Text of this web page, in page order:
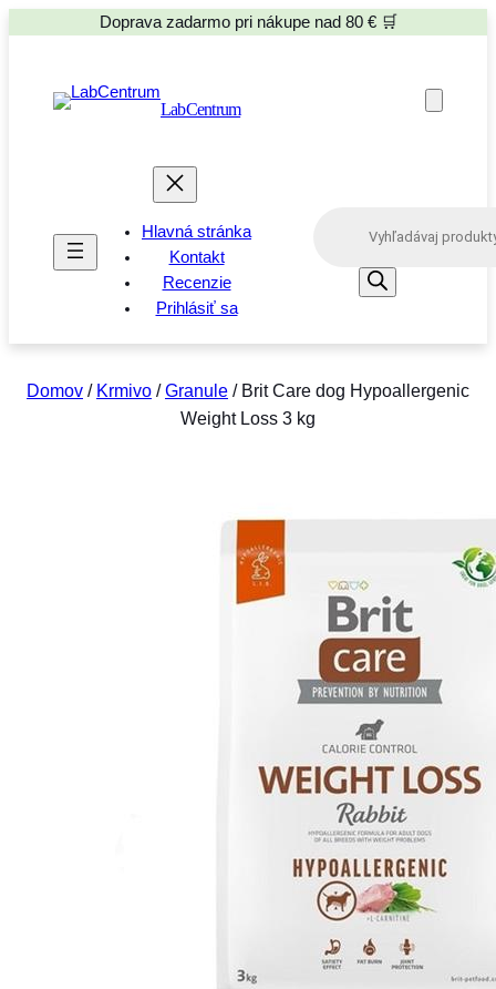
Doprava zadarmo pri nákupe nad 80 € 🛒
LabCentrum
Hlavná stránka
Kontakt
Recenzie
Prihlásiť sa
s
e
r
Domov / Krmivo /Granule / Brit Care dog Hypoallergenic
Weight Loss 3 kg